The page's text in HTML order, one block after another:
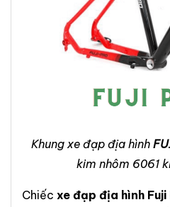
Khung xe đạp địa hình
kim nhôm 6061
Chiếc xe đạp địa hình Fuji